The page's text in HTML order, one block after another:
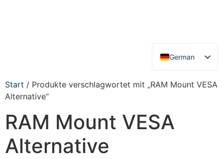
German
English
Start / Produkte verschlagwortet mit „RAM Mount VESA
Alternative“
RAM Mount VESA
Alternative